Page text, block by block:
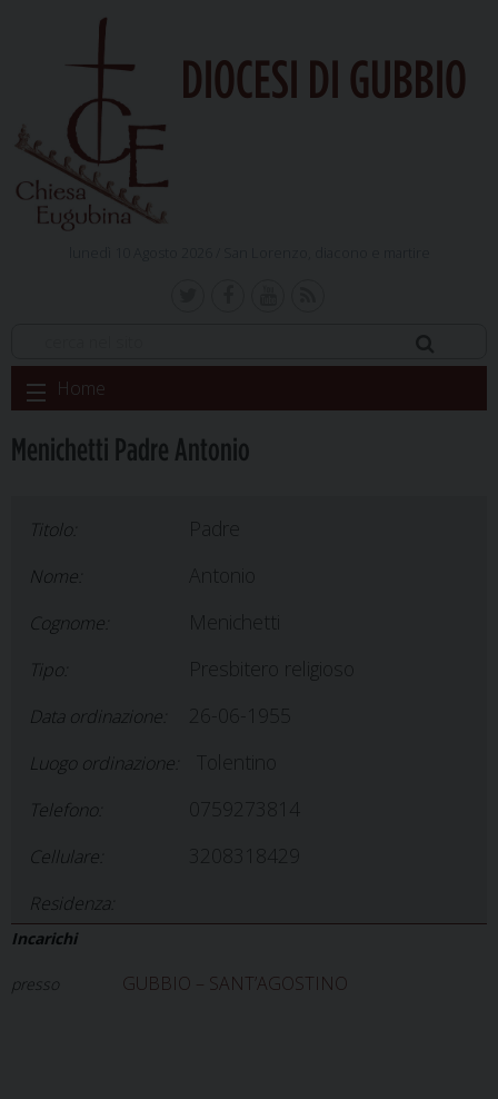
DIOCESI DI GUBBIO
Skip
to
Home
Menichetti Padre Antonio
Titolo:
Nome: Antonio
Cognome: Menichetti
Tipo: Presbitero religioso
Data ordinazione: 26-06-1955
Luogo ordinazione: Tolentino
Telefono: 0759273814
Cellulare: 3208318429
Residenza:
Incarichi
presso GUBBIO – SANT’AGOSTINO